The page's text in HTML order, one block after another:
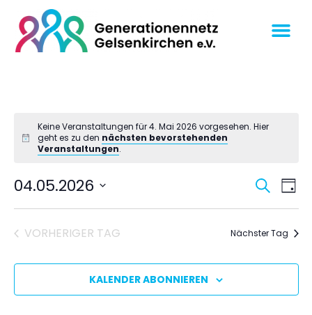
Keine Veranstaltungen für 4. Mai 2026 vorgesehen. Hier
geht es zu den nächsten bevorstehenden
Veranstaltungen.
Suche
und
SUCHE
TAG
04.05.2026
wählen.
VORHERIGER TAG
Nächster Tag
KALENDER ABONNIEREN